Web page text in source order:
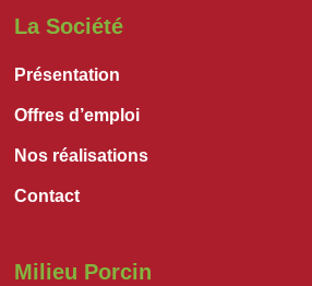
La Société
Présentation
Offres d’emploi
Nos réalisations
Contact
Milieu Porcin